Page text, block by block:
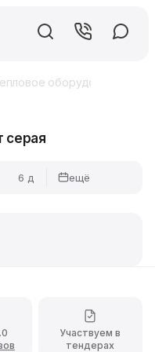
оборудование
серая
6 д ещё
Участвуем в
тендерах